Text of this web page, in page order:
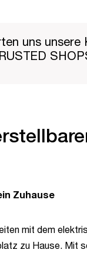
uns unsere
Zuhause
mit dem
zu Hause. Mit